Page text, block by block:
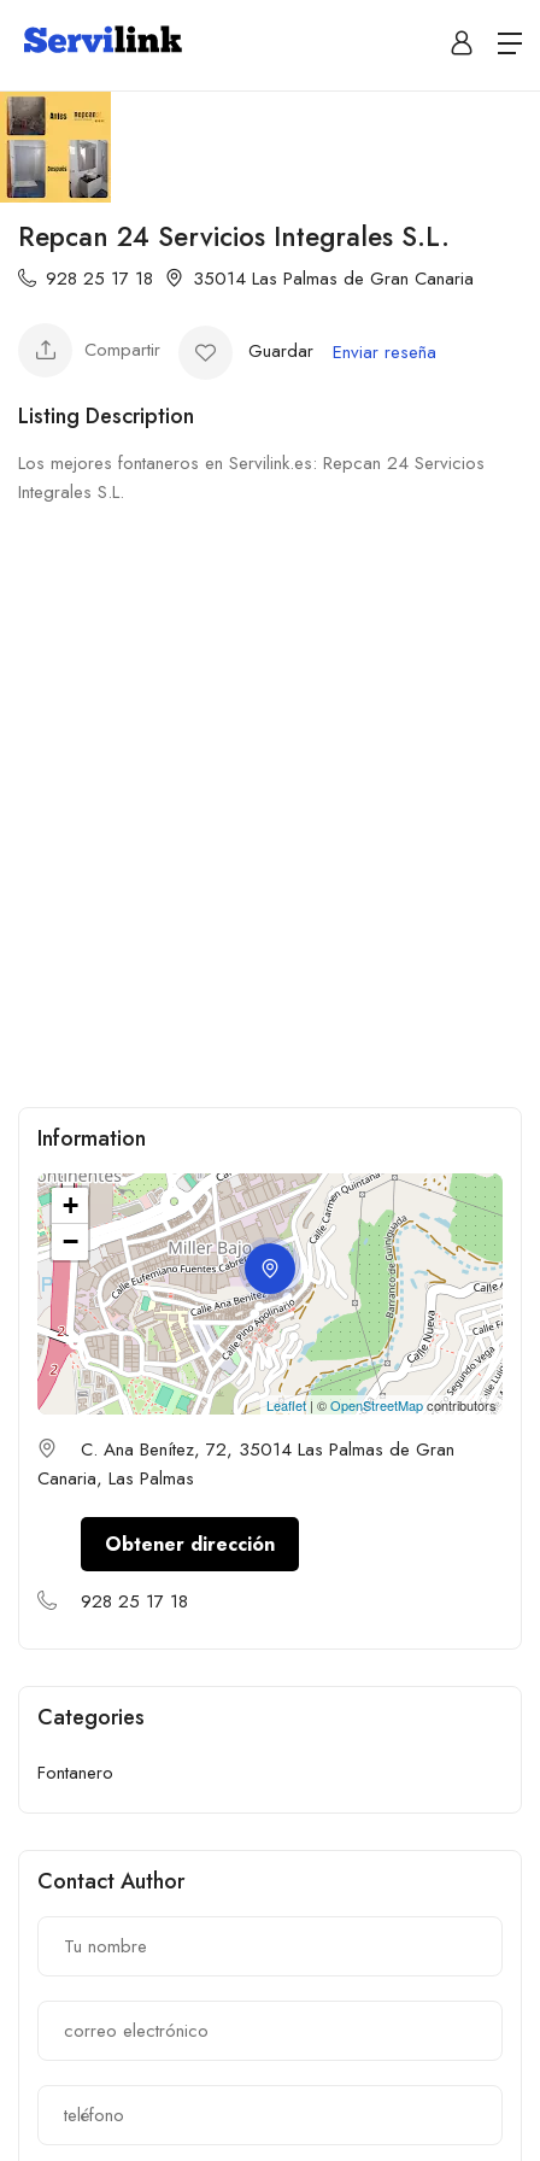
Repcan 24 Servicios Integrales S.L.
928 25 17 18 35014 Las Palmas de Gran Canaria
Compartir Guardar Enviar reseña
Listing Description
Los mejores fontaneros en Servilink.es: Repcan 24 Servicios
Integrales S.L.
Information
+
−
Leaflet| ©OpenStreetMapcontributors
C. Ana Benítez, 72, 35014 Las Palmas de Gran
Canaria, Las Palmas
Obtener dirección
928 25 17 18
Categories
Fontanero
Contact Author